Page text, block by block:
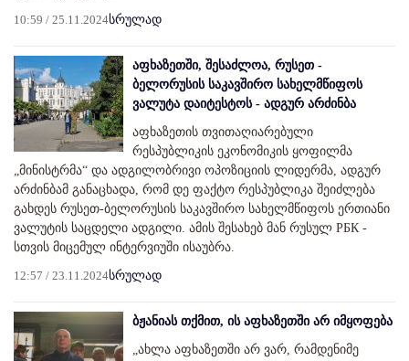
10:59 / 25.11.2024სრულად
აფხაზეთში, შესაძლოა, რუსეთ -
ბელორუსის საკავშირო სახელმწიფოს
ვალუტა დაიტესტოს - ადგურ არძინბა
აფხაზეთის თვითაღიარებული
რესპუბლიკის ეკონომიკის ყოფილმა
„მინისტრმა“ და ადგილობრივი ოპოზიციის ლიდერმა, ადგურ
არძინბამ განაცხადა, რომ დე ფაქტო რესპუბლიკა შეიძლება
გახდეს რუსეთ-ბელორუსის საკავშირო სახელმწიფოს ერთიანი
ვალუტის საცდელი ადგილი. ამის შესახებ მან რუსულ РБК -
სთვის მიცემულ ინტერვიუში ისაუბრა.
12:57 / 23.11.2024სრულად
ბჟანიას თქმით, ის აფხაზეთში არ იმყოფება
„ახლა აფხაზეთში არ ვარ, რამდენიმე